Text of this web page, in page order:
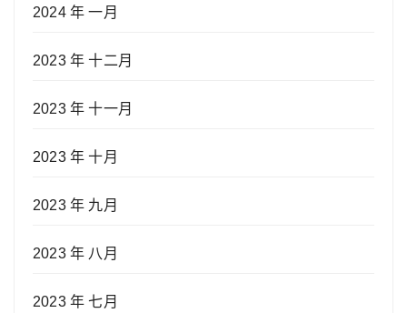
2024 年 一月
2023 年 十二月
2023 年 十一月
2023 年 十月
2023 年 九月
2023 年 八月
2023 年 七月